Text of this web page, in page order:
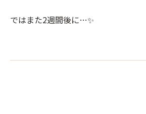
ではまた2週間後に…✨